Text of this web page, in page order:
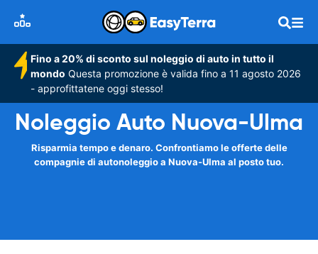
Fino a 20% di sconto sul noleggio di auto in tutto il
mondo Questa promozione è valida fino a 11 agosto 2026
- approfittatene oggi stesso!
Noleggio Auto Nuova-Ulma
Risparmia tempo e denaro. Confrontiamo le offerte delle
compagnie di autonoleggio a Nuova-Ulma al posto tuo.